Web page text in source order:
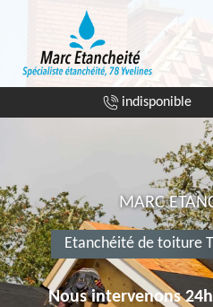
indisponible
MARC
Etanchéité de toiture
Nous intervenons